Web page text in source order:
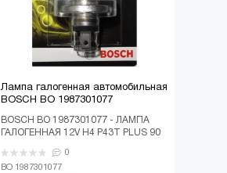
Лампа галогенная автомобильная
BOSCH BO 1987301077
BOSСH BO 1987301077 - ЛАМПА
ГАЛОГЕННАЯ 12V H4 P43T PLUS 90
автомобильная BO..
0
BO 1987301077